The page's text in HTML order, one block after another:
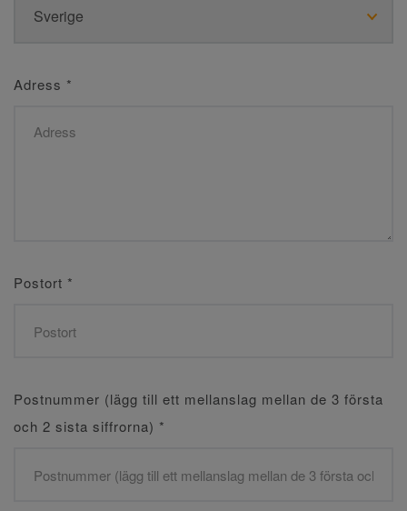
Adress *
Postort *
Postnummer (lägg till ett mellanslag mellan de 3 första
och 2 sista siffrorna) *